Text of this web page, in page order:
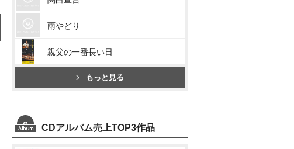
雨やどり
親父の一番長い日
もっと見る
CDアルバム売上TOP3作品